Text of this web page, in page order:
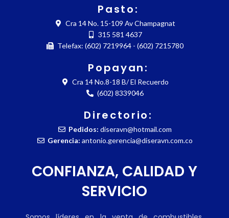
Pasto:
Cra 14 No. 15-109 Av Champagnat
315 581 4637
Telefax: (602) 7219964 - (602) 7215780
Popayan:
Cra 14 No.8-18 B/ El Recuerdo
(602) 8339046
Directorio:
Pedidos: diseravn@hotmail.com
Gerencia: antonio.gerencia@diseravn.com.co
CONFIANZA, CALIDAD Y
SERVICIO